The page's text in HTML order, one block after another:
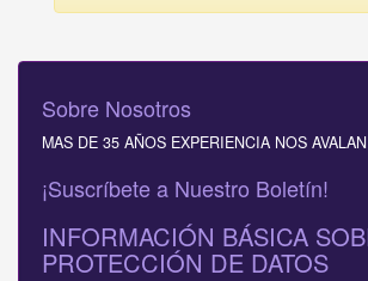
Sobre Nosotros
MAS DE 35 AÑOS EXPERIENCIA NOS AVALAN
¡Suscríbete a Nuestro Boletín!
INFORMACIÓN BÁSICA
PROTECCIÓN DE DATOS